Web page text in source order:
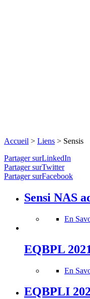
Accueil > Liens > Sensis
Partager surLinkedIn
Partager surTwitter
Partager surFacebook
Sensi NAS
En
EQBPL
En
EQBPLI